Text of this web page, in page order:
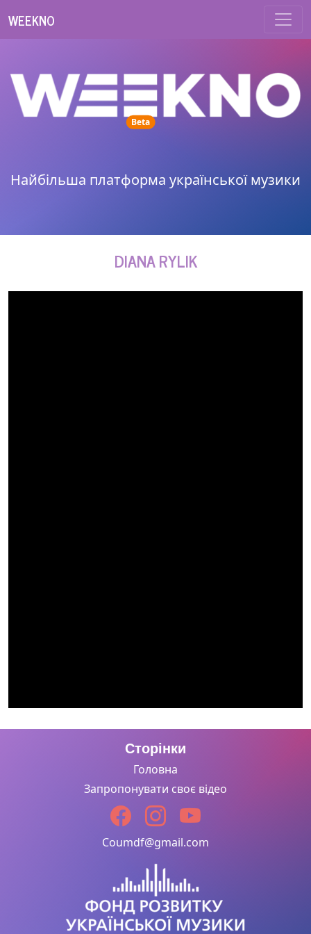
WEEKNO
Betaunread messages
Найбільша платформа української музики
DIANA RYLIK
Сторінки
Головна
Запропонувати своє відео
Coumdf@gmail.com